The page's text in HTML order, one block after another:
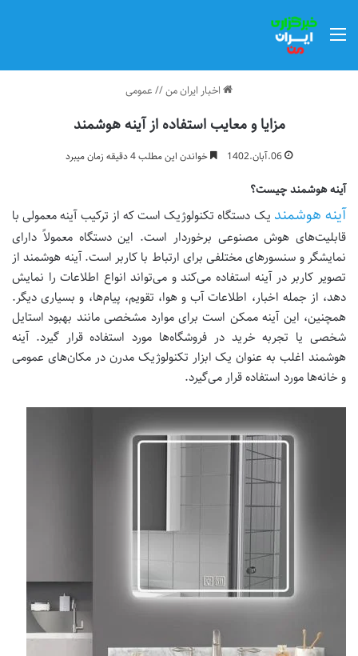
اخبار ایران من// عمومی
مزایا و معایب استفاده از آینه هوشمند
06.آبان.1402 خواندن این مطلب 4 دقیقه زمان میبرد
آینه هوشمند چیست؟
آینه هوشمند یک دستگاه تکنولوژیک است که از ترکیب آینه معمولی با
قابلیت‌های هوش مصنوعی برخوردار است. این دستگاه معمولاً دارای
نمایشگر و سنسورهای مختلفی برای ارتباط با کاربر است. آینه هوشمند از
تصویر کاربر در آینه استفاده می‌کند و می‌تواند انواع اطلاعات را نمایش
دهد، از جمله اخبار، اطلاعات آب و هوا، تقویم، پیام‌ها، و بسیاری دیگر.
همچنین، این آینه ممکن است برای موارد مشخصی مانند بهبود استایل
شخصی یا تجربه خرید در فروشگاه‌ها مورد استفاده قرار گیرد. آینه
هوشمند اغلب به عنوان یک ابزار تکنولوژیک مدرن در مکان‌های عمومی
و خانه‌ها مورد استفاده قرار می‌گیرد.